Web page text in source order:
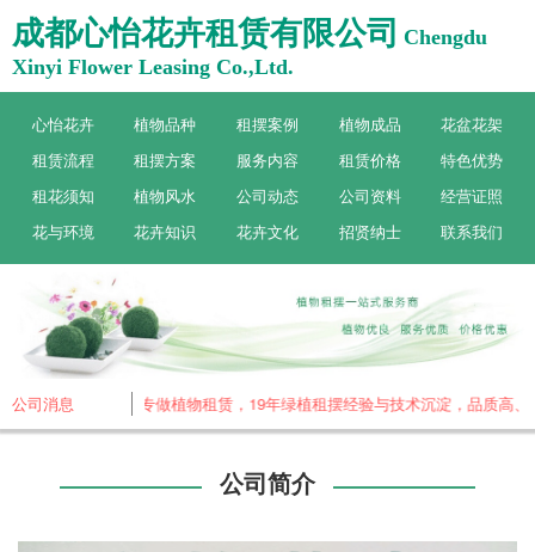
成都心怡花卉租赁有限公司 Chengdu
Xinyi Flower Leasing Co.,Ltd.
心怡花卉 植物品种 租摆案例 植物成品
花盆花架
租赁流程
租摆方案 服务内容 租赁价格
特色优势
租花须知
植物风水 公司动态 公司资料
经营证照
花与环境
花卉知识 花卉文化 招贤纳士 联系我们
公司消息
成都心怡花卉，专做植物租赁，19年绿植租摆经验与技术沉淀，品质高、
公司简介